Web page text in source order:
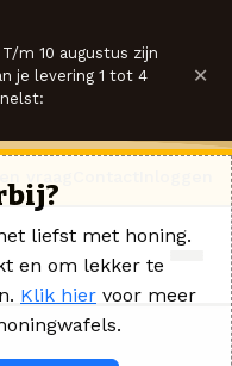
T/m 10 augustus zijn
je levering 1 tot 4
×
liefst met honing.
en om lekker te
Klik hier voor meer